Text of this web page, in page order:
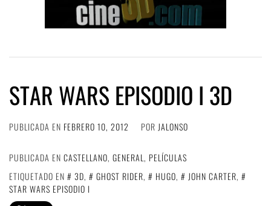
STAR WARS EPISODIO I 3D
PUBLICADA EN FEBRERO 10, 2012 POR JALONSO
PUBLICADA EN CASTELLANO, GENERAL, PELÍCULAS
ETIQUETADO EN
3D, GHOST RIDER, HUGO, JOHN CARTER,
STAR WARS EPISODIO I